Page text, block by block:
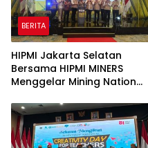
BERITA
HIPMI Jakarta Selatan
Bersama HIPMI MINERS
Menggelar Mining Nation
Indah Golf Jakarta